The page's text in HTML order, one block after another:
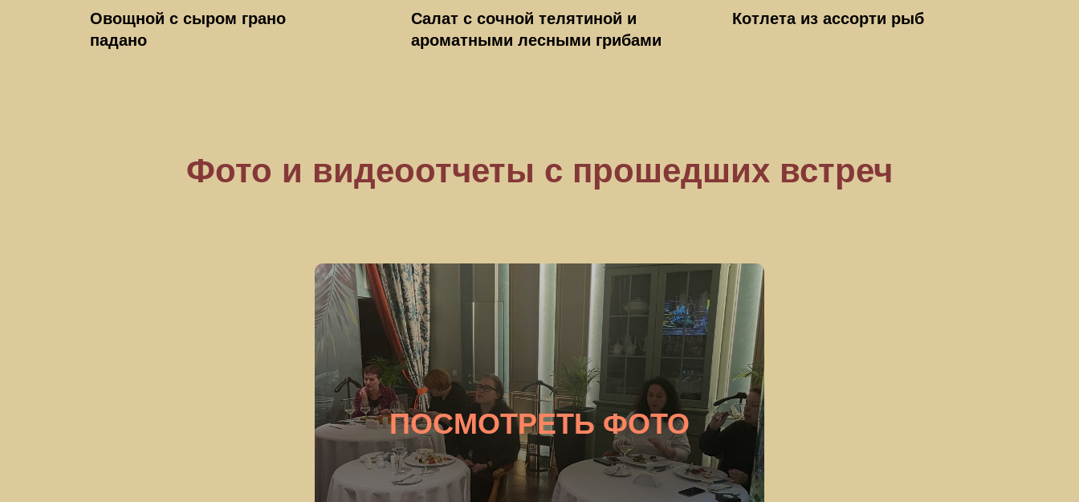
Овощной с сыром грано
падано
Салат с сочной телятиной и
ароматными лесными грибами
Котлета из ассорти рыб
Фото и видеоотчеты с прошедших встреч
ПОСМОТРЕТЬ ФОТО